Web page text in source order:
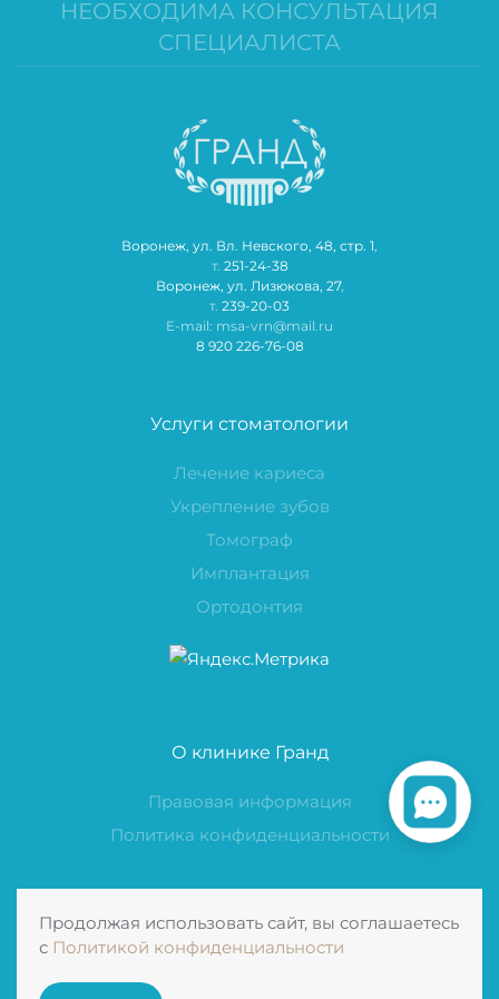
НЕОБХОДИМА КОНСУЛЬТАЦИЯ
СПЕЦИАЛИСТА
Воронеж, ул. Вл. Невского, 48, стр. 1
т. 251-24-38
Воронеж, ул. Лизюкова, 27,
т. 239-20-03
E-mail: msa-vrn@mail.ru
8 920 226-76-08
Услуги стоматологии
Лечение кариеса
Укрепление зубов
Томограф
Имплантация
Ортодонтия
О клинике Гранд
Правовая информация
Политика конфиденциальности
Контакты Стоматологии
Продолжая использовать сайт, вы соглашаетесь
с Политикой конфиденциальности